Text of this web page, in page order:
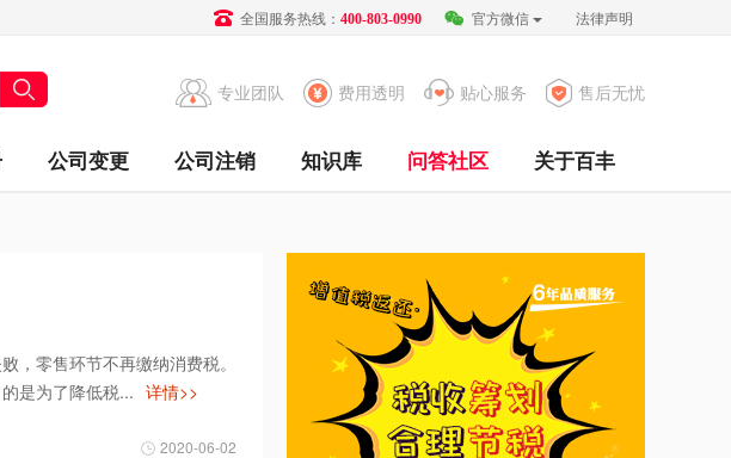
全国服务热线： 400-803-0990 官方微信 法律声明
售后无忧
贴心服务
费用透明
专业团队
公司变更 公司注销 知识库 问答社区 关于百丰
，零售环节不再缴纳消费税。
是为了降低税... 详情>>
2020-06-02